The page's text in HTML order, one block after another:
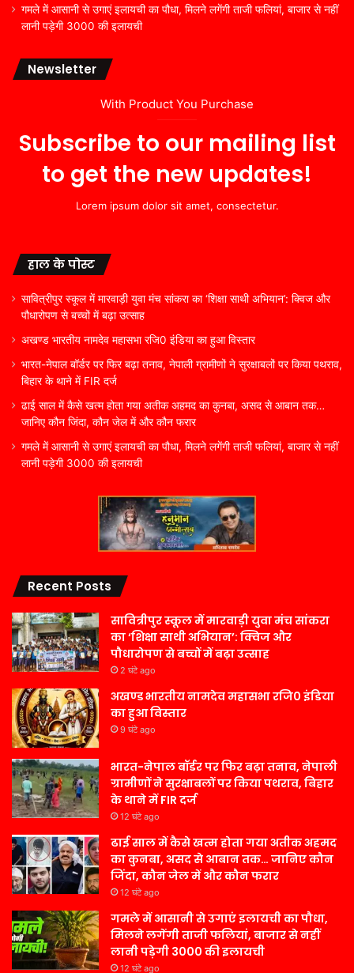
गमले में आसानी से उगाएं इलायची का पौधा, मिलने लगेंगी ताजी फलियां, बाजार से नहीं
लानी पड़ेगी 3000 की इलायची
Newsletter
With Product You Purchase
Subscribe to our mailing list
to get the new updates!
Lorem ipsum dolor sit amet, consectetur.
हाल के पोस्ट
सावित्रीपुर स्कूल में मारवाड़ी युवा मंच सांकरा का ‘शिक्षा साथी अभियान’: क्विज और
पौधारोपण से बच्चों में बढ़ा उत्साह
अखण्ड भारतीय नामदेव महासभा रजि0 इंडिया का हुआ विस्तार
भारत-नेपाल बॉर्डर पर फिर बढ़ा तनाव, नेपाली ग्रामीणों ने सुरक्षाबलों पर किया पथराव,
बिहार के थाने में FIR दर्ज
ढाई साल में कैसे खत्म होता गया अतीक अहमद का कुनबा, असद से आबान तक…
जानिए कौन जिंदा, कौन जेल में और कौन फरार
गमले में आसानी से उगाएं इलायची का पौधा, मिलने लगेंगी ताजी फलियां, बाजार से नहीं
लानी पड़ेगी 3000 की इलायची
Recent Posts
सावित्रीपुर स्कूल में मारवाड़ी युवा मंच सांकरा
का ‘शिक्षा साथी अभियान’: क्विज और
पौधारोपण से बच्चों में बढ़ा उत्साह
2 घंटे ago
अखण्ड भारतीय नामदेव महासभा रजि0 इंडिया
का हुआ विस्तार
9 घंटे ago
भारत-नेपाल बॉर्डर पर फिर बढ़ा तनाव, नेपाली
ग्रामीणों ने सुरक्षाबलों पर किया पथराव, बिहार
के थाने में FIR दर्ज
12 घंटे ago
ढाई साल में कैसे खत्म होता गया अतीक अहमद
का कुनबा, असद से आबान तक… जानिए कौन
जिंदा, कौन जेल में और कौन फरार
12 घंटे ago
गमले में आसानी से उगाएं इलायची का पौधा,
मिलने लगेंगी ताजी फलियां, बाजार से नहीं
लानी पड़ेगी 3000 की इलायची
12 घंटे ago